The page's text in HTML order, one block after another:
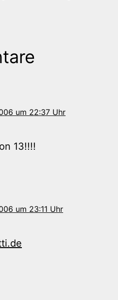
um 22:37 Uhr
13!!!!
um 23:11 Uhr